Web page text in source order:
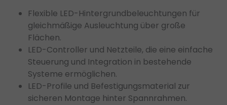
Flexible LED-Hintergrundbeleuchtungen für
gleichmäßige Ausleuchtung über große
Flächen.
LED-Controller und Netzteile, die eine einfache
Steuerung und Integration in bestehende
Systeme ermöglichen.
LED-Profile und Befestigungsmaterial zur
sicheren Montage hinter Spannrahmen.